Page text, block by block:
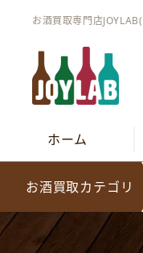
お酒買取専門店
ホーム
お酒買取カテゴリ